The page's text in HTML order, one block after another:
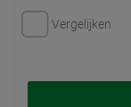
Vergelijken